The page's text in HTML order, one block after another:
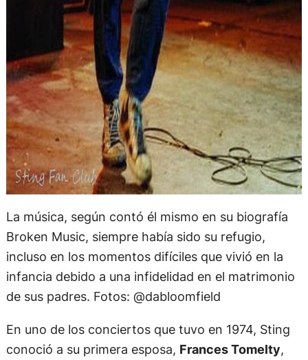
La música, según contó él mismo en su biografía
Broken Music, siempre había sido su refugio,
incluso en los momentos difíciles que vivió en la
infancia debido a una infidelidad en el matrimonio
de sus padres. Fotos: @dabloomfield
En uno de los conciertos que tuvo en 1974, Sting
conoció a su primera esposa, Frances Tomelty,